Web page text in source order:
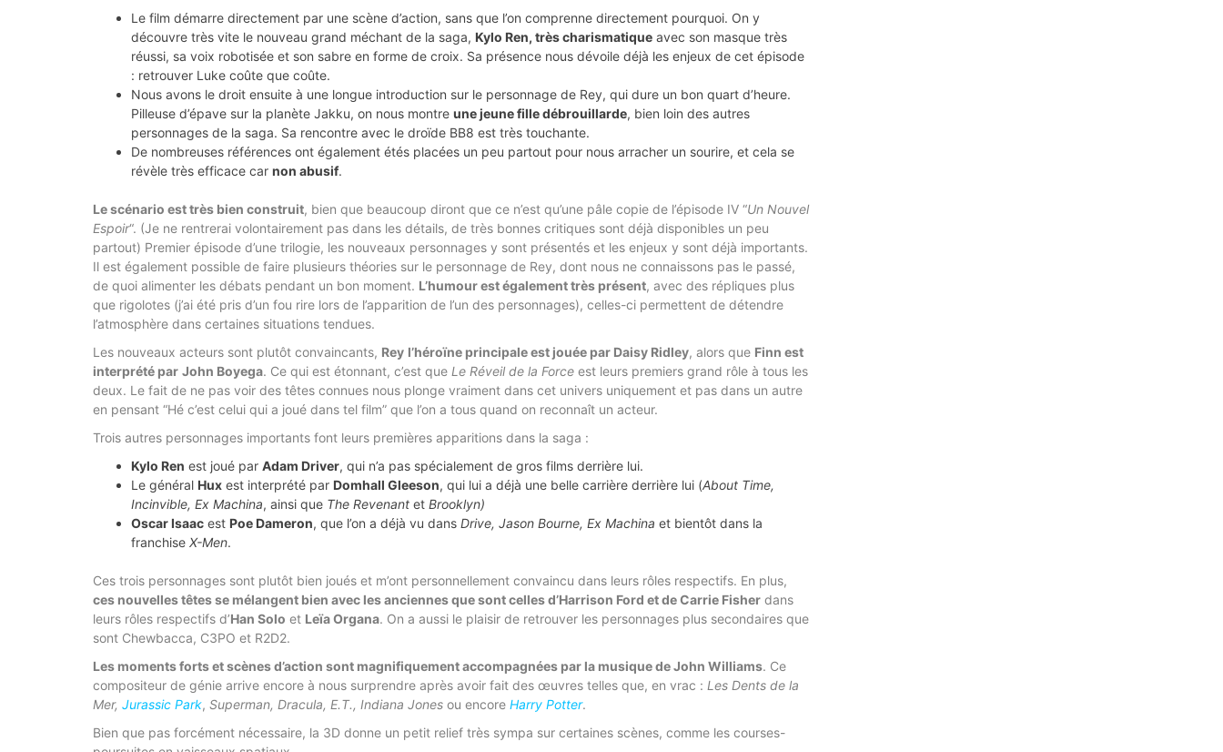
Le film démarre directement par une scène d’action, sans que l’on comprenne directement pourquoi. On y
découvre très vite le nouveau grand méchant de la saga, Kylo Ren, très charismatique avec son masque très
réussi, sa voix robotisée et son sabre en forme de croix. Sa présence nous dévoile déjà les enjeux de cet épisode
: retrouver Luke coûte que coûte.
Nous avons le droit ensuite à une longue introduction sur le personnage de Rey, qui dure un bon quart d’heure.
Pilleuse d’épave sur la planète Jakku, on nous montre une jeune fille débrouillarde, bien loin des autres
personnages de la saga. Sa rencontre avec le droïde BB8 est très touchante.
De nombreuses références ont également étés placées un peu partout pour nous arracher un sourire, et cela se
révèle très efficace car non abusif.
Le scénario est très bien construit, bien que beaucoup diront que ce n’est qu’une pâle copie de l’épisode IV “Un Nouvel
Espoir“. (Je ne rentrerai volontairement pas dans les détails, de très bonnes critiques sont déjà disponibles un peu
partout) Premier épisode d’une trilogie, les nouveaux personnages y sont présentés et les enjeux y sont déjà importants.
Il est également possible de faire plusieurs théories sur le personnage de Rey, dont nous ne connaissons pas le passé,
de quoi alimenter les débats pendant un bon moment. L’humour est également très présent, avec des répliques plus
que rigolotes (j’ai été pris d’un fou rire lors de l’apparition de l’un des personnages), celles-ci permettent de détendre
l’atmosphère dans certaines situations tendues.
Les nouveaux acteurs sont plutôt convaincants, Rey l’héroïne principale est jouée par Daisy Ridley, alors que Finn est
interprété par John Boyega. Ce qui est étonnant, c’est que Le Réveil de la Force est leurs premiers grand rôle à tous les
deux. Le fait de ne pas voir des têtes connues nous plonge vraiment dans cet univers uniquement et pas dans un autre
en pensant “Hé c’est celui qui a joué dans tel film” que l’on a tous quand on reconnaît un acteur.
Trois autres personnages importants font leurs premières apparitions dans la saga :
Kylo Ren est joué par Adam Driver, qui n’a pas spécialement de gros films derrière lui.
Le général Hux est interprété par Domhall Gleeson, qui lui a déjà une belle carrière derrière lui (About Time,
Incinvible, Ex Machina, ainsi que The Revenant et Brooklyn)
Oscar Isaac est Poe Dameron, que l’on a déjà vu dans Drive, Jason Bourne, Ex Machina et bientôt dans la
franchise X-Men.
Ces trois personnages sont plutôt bien joués et m’ont personnellement convaincu dans leurs rôles respectifs. En plus,
ces nouvelles têtes se mélangent bien avec les anciennes que sont celles d’Harrison Ford et de Carrie Fisher dans
leurs rôles respectifs d’Han Solo et Leïa Organa. On a aussi le plaisir de retrouver les personnages plus secondaires que
sont Chewbacca, C3PO et R2D2.
Les moments forts et scènes d’action sont magnifiquement accompagnées par la musique de John Williams. Ce
compositeur de génie arrive encore à nous surprendre après avoir fait des œuvres telles que, en vrac : Les Dents de la
Mer, Jurassic Park, Superman, Dracula, E.T., Indiana Jones ou encore Harry Potter.
Bien que pas forcément nécessaire, la 3D donne un petit relief très sympa sur certaines scènes, comme les courses-